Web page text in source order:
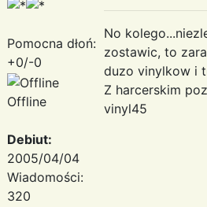
Pomocna dłoń:
+0/-0
Offline
Debiut:
2005/04/04
Wiadomości:
320
No
zostawic, to
duzo vinylkow i
Z harcerskim
vinyl45